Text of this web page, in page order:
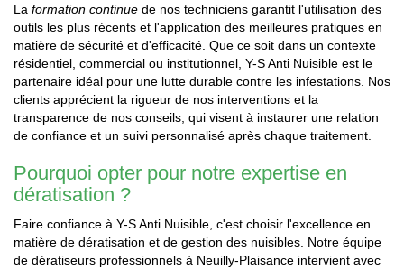
La formation continue de nos techniciens garantit l'utilisation des
outils les plus récents et l'application des meilleures pratiques en
matière de sécurité et d'efficacité. Que ce soit dans un contexte
résidentiel, commercial ou institutionnel, Y-S Anti Nuisible est le
partenaire idéal pour une lutte durable contre les infestations. Nos
clients apprécient la rigueur de nos interventions et la
transparence de nos conseils, qui visent à instaurer une relation
de confiance et un suivi personnalisé après chaque traitement.
Pourquoi opter pour notre expertise en
dératisation ?
Faire confiance à Y-S Anti Nuisible, c'est choisir l'excellence en
matière de dératisation et de gestion des nuisibles. Notre équipe
de dératiseurs professionnels à Neuilly-Plaisance intervient avec